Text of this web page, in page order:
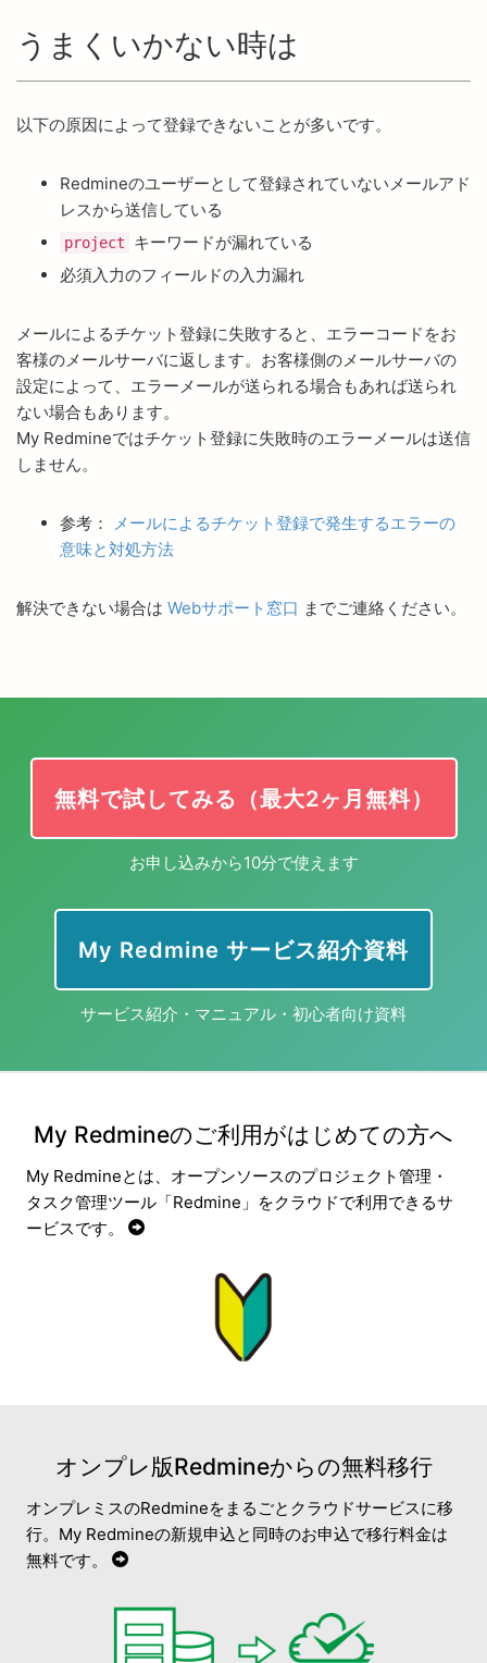
うまくいかない時は
以下の原因によって登録できないことが多いです。
Redmineのユーザーとして登録されていないメールアド
レスから送信している
project
キーワードが漏れている
必須入力のフィールドの入力漏れ
メールによるチケット登録に失敗すると、エラーコードをお
客様のメールサーバに返します。お客様側のメールサーバの
設定によって、エラーメールが送られる場合もあれば送られ
ない場合もあります。
My Redmineではチケット登録に失敗時のエラーメールは送信
しません。
参考：
メールによるチケット登録で発生するエラーの
意味と対処方法
解決できない場合は Webサポート窓口 までご連絡ください。
無料で試してみる（最大2ヶ月無料）
お申し込みから10分で使えます
My Redmine サービス紹介資料
サービス紹介・マニュアル・初心者向け資料
My Redmineのご利用がはじめての方へ
My Redmineとは、オープンソースのプロジェクト管理・
タスク管理ツール「Redmine」をクラウドで利用できるサ
ービスです。
オンプレ版Redmineからの無料移行
オンプレミスのRedmineをまるごとクラウドサービスに移
行。My Redmineの新規申込と同時のお申込で移行料金は
無料です。